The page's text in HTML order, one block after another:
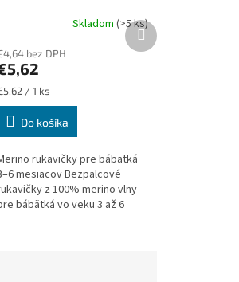
Skladom (>5 ks)
bez DPH
/ 1 ks
Do košíka
rukavičky pre bábätká
mesiacov Bezpalcové
z 100% merino vlny
bábätká vo veku 3 až 6
Ďalší
produkt